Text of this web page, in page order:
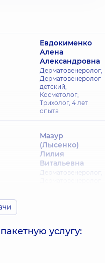
Евдокименко
Алена
Александровна
Дерматовенеролог;
Дерматовенеролог
детский;
Косметолог;
Трихолог, 4 лет
опыта
Мазур
(Лысенко)
Лилия
Витальевна
Дерматовенеролог;
услугу: